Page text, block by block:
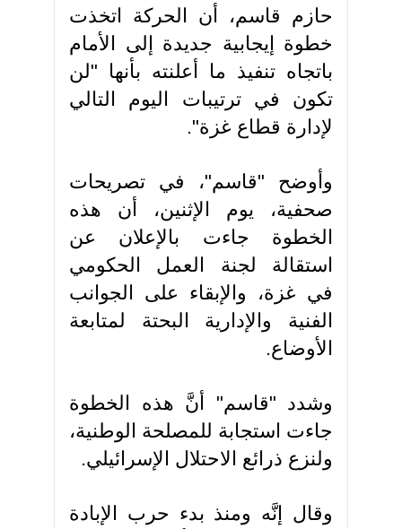
حازم قاسم، أن الحركة اتخذت
خطوة إيجابية جديدة إلى الأمام
باتجاه تنفيذ ما أعلنته بأنها "لن
تكون في ترتيبات اليوم التالي
لإدارة قطاع غزة".
وأوضح "قاسم"، في تصريحات
صحفية، يوم الإثنين، أن هذه
الخطوة جاءت بالإعلان عن
استقالة لجنة العمل الحكومي
في غزة، والإبقاء على الجوانب
الفنية والإدارية البحتة لمتابعة
الأوضاع.
وشدد "قاسم" أنَّ هذه الخطوة
جاءت استجابة للمصلحة الوطنية،
ولنزع ذرائع الاحتلال الإسرائيلي.
وقال إنَّه ومنذ بدء حرب الإبادة